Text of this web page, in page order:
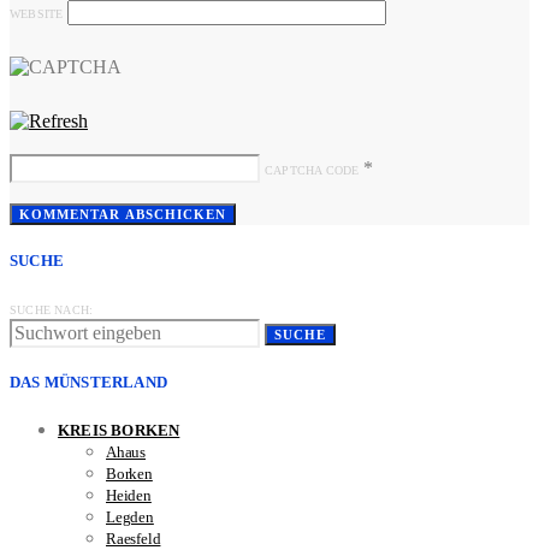
WEBSITE
CAPTCHA CODE *
SUCHE
SUCHE NACH:
SUCHE
DAS MÜNSTERLAND
KREIS BORKEN
Ahaus
Borken
Heiden
Legden
Raesfeld